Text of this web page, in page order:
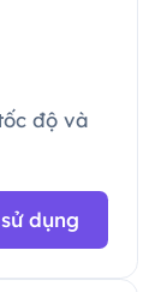
độ và
dụng